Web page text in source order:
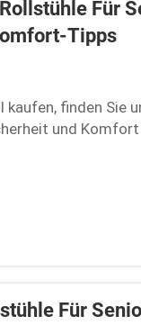
Für
Tipps
kaufen, finden
und
um
Ausstattung...
Für